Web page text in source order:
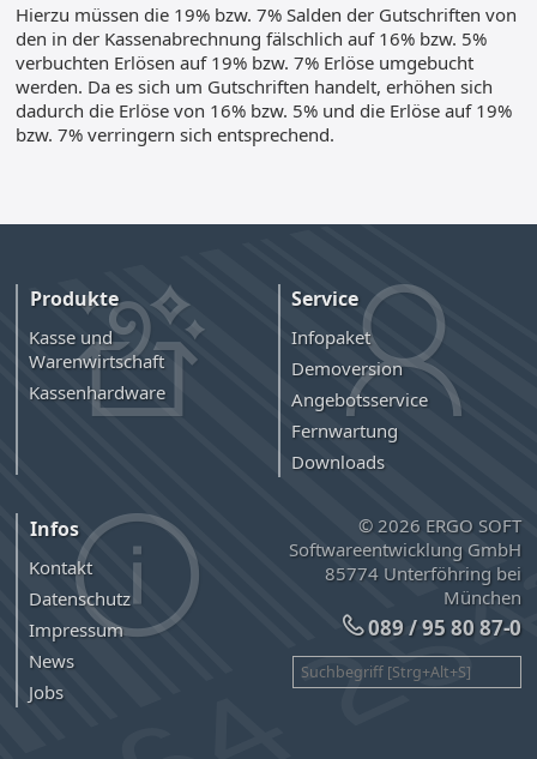
Hierzu müssen die 19% bzw. 7% Salden der Gutschriften von
den in der Kassenabrechnung fälschlich auf 16% bzw. 5%
verbuchten Erlösen auf 19% bzw. 7% Erlöse umgebucht
werden. Da es sich um Gutschriften handelt, erhöhen sich
dadurch die Erlöse von 16% bzw. 5% und die Erlöse auf 19%
bzw. 7% verringern sich entsprechend.
Produkte
Kasse und
Warenwirtschaft
Kassenhardware
Service
Infopaket
Demoversion
Angebotsservice
Fernwartung
Downloads
Infos
Kontakt
Datenschutz
Impressum
News
Jobs
© 2026 ERGO SOFT
Softwareentwicklung GmbH
85774 Unterföhring bei
München
089 / 95 80 87-0